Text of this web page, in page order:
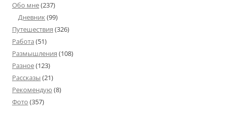
Обо мне(237)
Дневник(99)
Путешествия (326)
Работа (51)
Размышления (108)
Разное(123)
Рассказы (21)
Рекомендую (8)
Фото (357)